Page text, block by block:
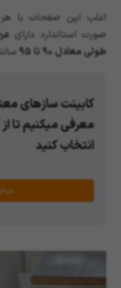
اغلب این صفحات با
صورت استاندارد دارای
طولی معادل ۹۰ تا ۹۵
کابینت سازهای
معرفی میکنیم تا
انتخاب کنید